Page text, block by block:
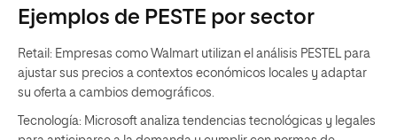
Ejemplos de PESTE por sector
Retail: Empresas como Walmart utilizan el análisis PESTEL para
ajustar sus precios a contextos económicos locales y adaptar
su oferta a cambios demográficos.
Tecnología: Microsoft analiza tendencias tecnológicas y legales